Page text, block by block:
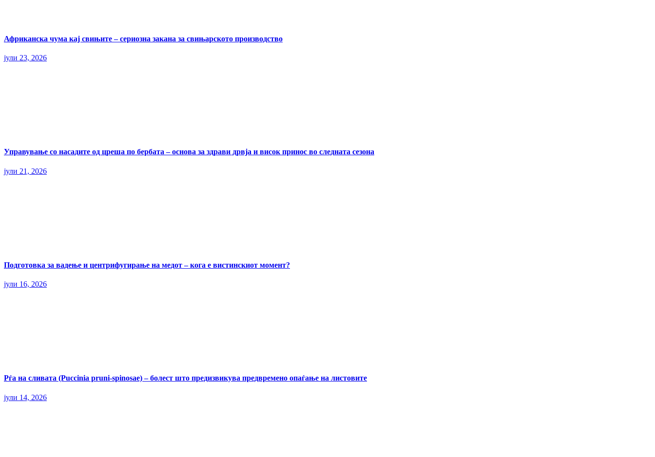
Африканска чума кај свињите – сериозна закана за свињарското производство
јули 23, 2026
Управување со насадите од цреша по бербата – основа за здрави дрвја и висок принос во следната сезона
јули 21, 2026
Подготовка за вадење и центрифугирање на медот – кога е вистинскиот момент?
јули 16, 2026
Рѓа на сливата (Puccinia pruni-spinosae) – болест што предизвикува предвремено опаѓање на листовите
јули 14, 2026